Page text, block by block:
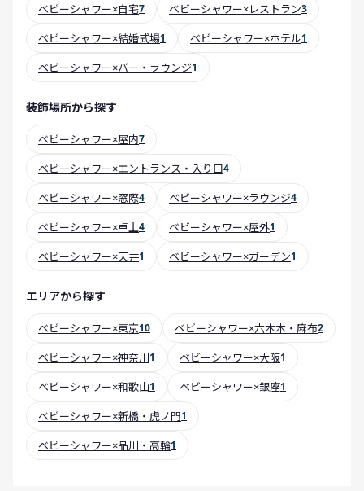
ベビーシャワー×自宅7 ベビーシャワー×レストラン3
ベビーシャワー×結婚式場1 ベビーシャワー×ホテル1
ベビーシャワー×バー・ラウンジ1
装飾場所から探す
ベビーシャワー×屋内7
ベビーシャワー×エントランス・入り口4
ベビーシャワー×窓際4 ベビーシャワー×ラウンジ4
ベビーシャワー×卓上4 ベビーシャワー×屋外1
ベビーシャワー×天井1 ベビーシャワー×ガーデン1
エリアから探す
ベビーシャワー×東京10 ベビーシャワー×六本木・麻布2
ベビーシャワー×神奈川1 ベビーシャワー×大阪1
ベビーシャワー×和歌山1 ベビーシャワー×銀座1
ベビーシャワー×新橋・虎ノ門1
ベビーシャワー×品川・高輪1